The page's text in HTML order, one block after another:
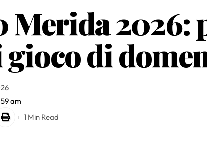
Merida 2026:
di
am
1 Min Read